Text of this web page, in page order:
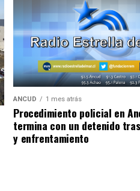
ANCUD 1 mes atrás
Procedimiento policial en
termina con un detenido
y enfrentamiento